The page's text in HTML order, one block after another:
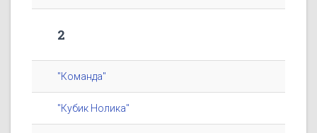
2
"Команда"
"Кубик Нолика"